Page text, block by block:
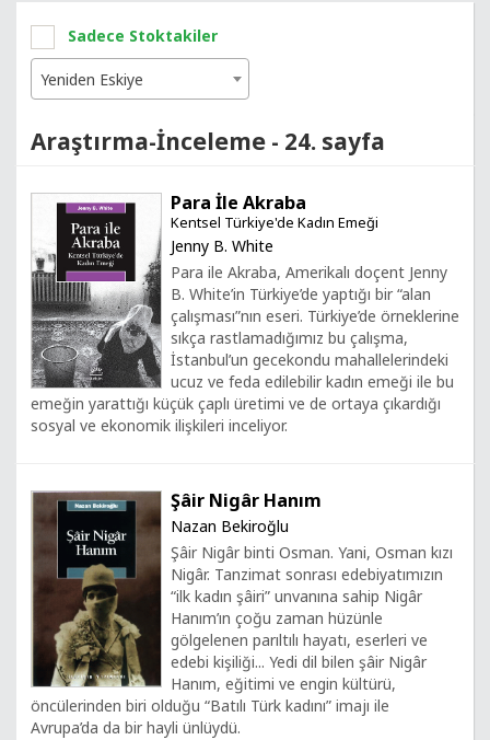
Sadece Stoktakiler
Yeniden Eskiye
Araştırma-İnceleme - 24. sayfa
Para İle Akraba
Kentsel Türkiye'de Kadın Emeği
Jenny B. White
Para ile Akraba, Amerikalı doçent Jenny
B. White’in Türkiye’de yaptığı bir “alan
çalışması”nın eseri. Türkiye’de örneklerine
sıkça rastlamadığımız bu çalışma,
İstanbul’un gecekondu mahallelerindeki
ucuz ve feda edilebilir kadın emeği ile bu
emeğin yarattığı küçük çaplı üretimi ve de ortaya çıkardığı
sosyal ve ekonomik ilişkileri inceliyor.
Şâir Nigâr Hanım
Nazan Bekiroğlu
Şâir Nigâr binti Osman. Yani, Osman kızı
Nigâr. Tanzimat sonrası edebiyatımızın
“ilk kadın şâiri” unvanına sahip Nigâr
Hanım’ın çoğu zaman hüzünle
gölgelenen parıltılı hayatı, eserleri ve
edebi kişiliği... Yedi dil bilen şâir Nigâr
Hanım, eğitimi ve engin kültürü,
öncülerinden biri olduğu “Batılı Türk kadını” imajı ile
Avrupa’da da bir hayli ünlüydü.